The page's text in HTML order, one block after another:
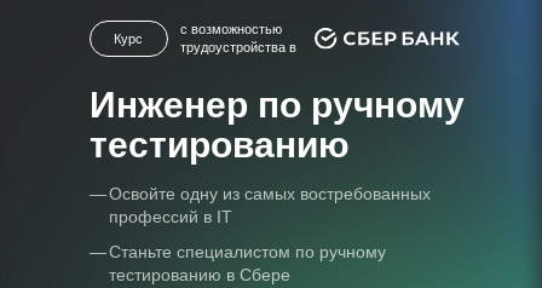
Инженер по ручному
тестированию
Курс
с возможностью
трудоустройства в
Освойте одну из самых востребованных
профессий в IT
Станьте специалистом по ручному
тестированию в Сбере
—
—